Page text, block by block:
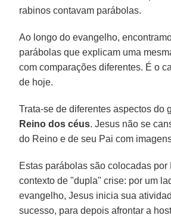
rabinos contavam parábolas.
Ao longo do evangelho,
parábolas que explicam uma
com comparações diferentes. É o
de hoje.
Trata-se de diferentes aspectos do
Reino dos céus. Jesus não se
do Reino e de seu Pai com
Estas parábolas são colocadas por
contexto de "dupla" crise: por um
evangelho, Jesus inicia sua
sucesso, para depois afrontar a